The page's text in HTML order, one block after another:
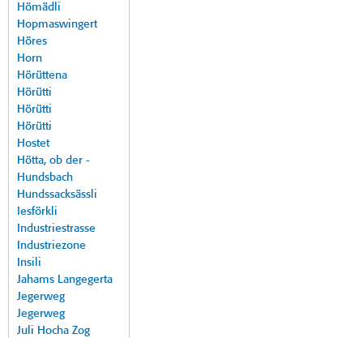
Hömädli
Hopmaswingert
Höres
Horn
Hörüttena
Hörütti
Hörütti
Hörütti
Hostet
Hötta, ob der -
Hundsbach
Hundssacksässli
Iesförkli
Industriestrasse
Industriezone
Insili
Jahams Langegerta
Jegerweg
Jegerweg
Juli Hocha Zog